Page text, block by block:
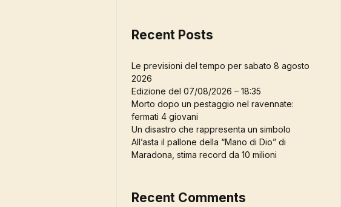
Recent Posts
Le previsioni del tempo per sabato 8 agosto
2026
Edizione del 07/08/2026 – 18:35
Morto dopo un pestaggio nel ravennate:
fermati 4 giovani
Un disastro che rappresenta un simbolo
All’asta il pallone della “Mano di Dio” di
Maradona, stima record da 10 milioni
Recent Comments